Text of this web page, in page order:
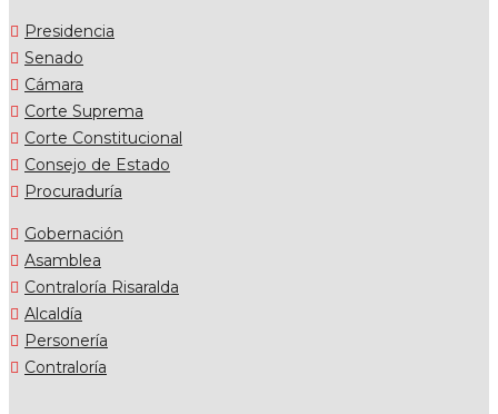
Presidencia
Senado
Cámara
Corte Suprema
Corte Constitucional
Consejo de Estado
Procuraduría
Gobernación
Asamblea
Contraloría Risaralda
Alcaldía
Personería
Contraloría